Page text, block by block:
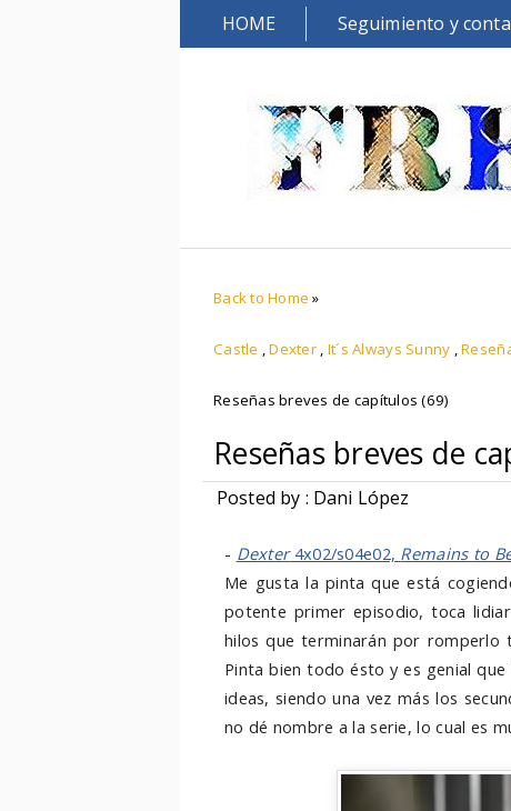
HOME Seguimiento y
Back to Home »
Castle ,Dexter , It´s Always Sunny ,
Reseñas breves de capítulos (69)
Reseñas breves de
Posted by : Dani López
- Dexter4x02/s04e02, Remains to
Me gusta la pinta que está
potente primer episodio, toca
hilos que terminarán por romperlo
Pinta bien todo ésto y es genial
ideas, siendo una vez más los
no dé nombre a la serie, lo cual es